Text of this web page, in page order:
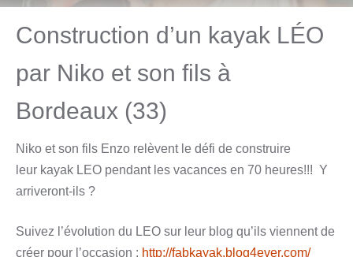
Construction d’un kayak LÉO
par Niko et son fils à
Bordeaux (33)
Niko et son fils Enzo relèvent le défi de construire
leur kayak LEO pendant les vacances en 70 heures!!! Y
arriveront-ils ?
Suivez l’évolution du LEO sur leur blog qu’ils viennent de
créer pour l’occasion : http://fabkayak.blog4ever.com/